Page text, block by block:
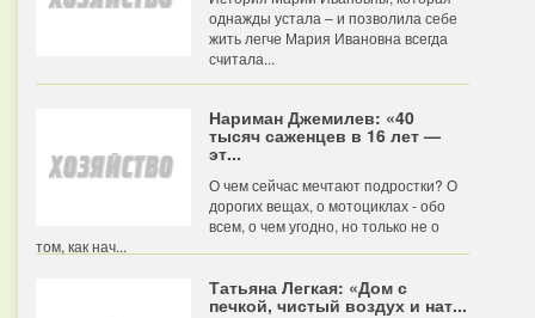
однажды устала – и позволила себе
жить легче Мария Ивановна всегда
считала...
Нариман Джемилев: «40
тысяч саженцев в 16 лет —
эт...
О чем сейчас мечтают подростки? О
дорогих вещах, о мотоциклах - обо
всем, о чем угодно, но только не о
том, как нач...
Татьяна Легкая: «Дом с
печкой, чистый воздух и нат...